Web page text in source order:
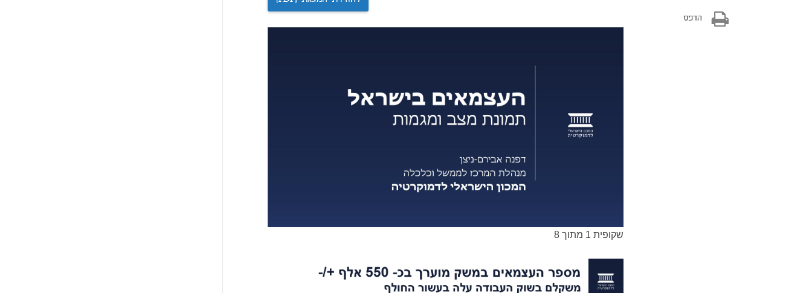
שקופית 1 מתוך 8
הדפס